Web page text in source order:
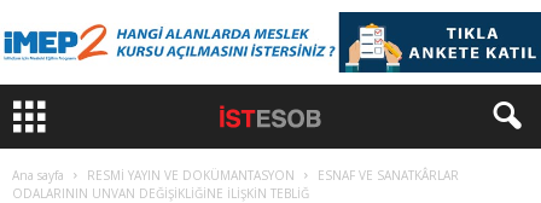
Ana sayfa RESMİ YAYIN VE DOKÜMANTASYON
ESNAF VE SANATKÂRLAR
ODALARININ UNVAN DEĞİŞİKLİĞİNE İLİŞKİN TEBLİĞ